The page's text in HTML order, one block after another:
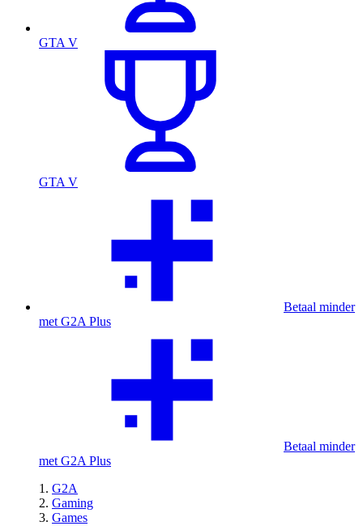
GTA V
GTA V
Betaal minder
met G2A Plus
Betaal minder
met G2A Plus
G2A
Gaming
Games